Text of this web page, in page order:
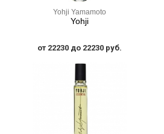
Yohji Yamamoto
Yohji
от 22230 до 22230 руб.